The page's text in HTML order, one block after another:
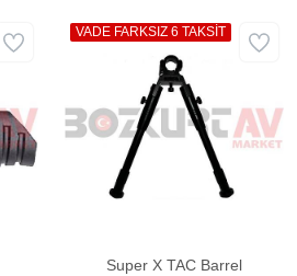
Super X TAC Barrel
VADE FARKSIZ 6 TAKSİT